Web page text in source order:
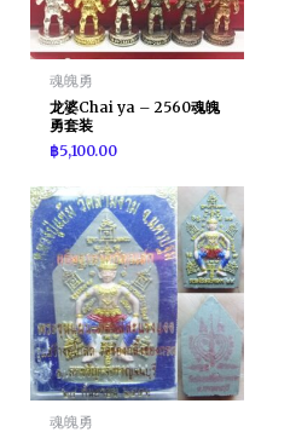
魂魄勇
龙婆Chai ya – 2560魂魄
勇套装
฿5,100.00
魂魄勇